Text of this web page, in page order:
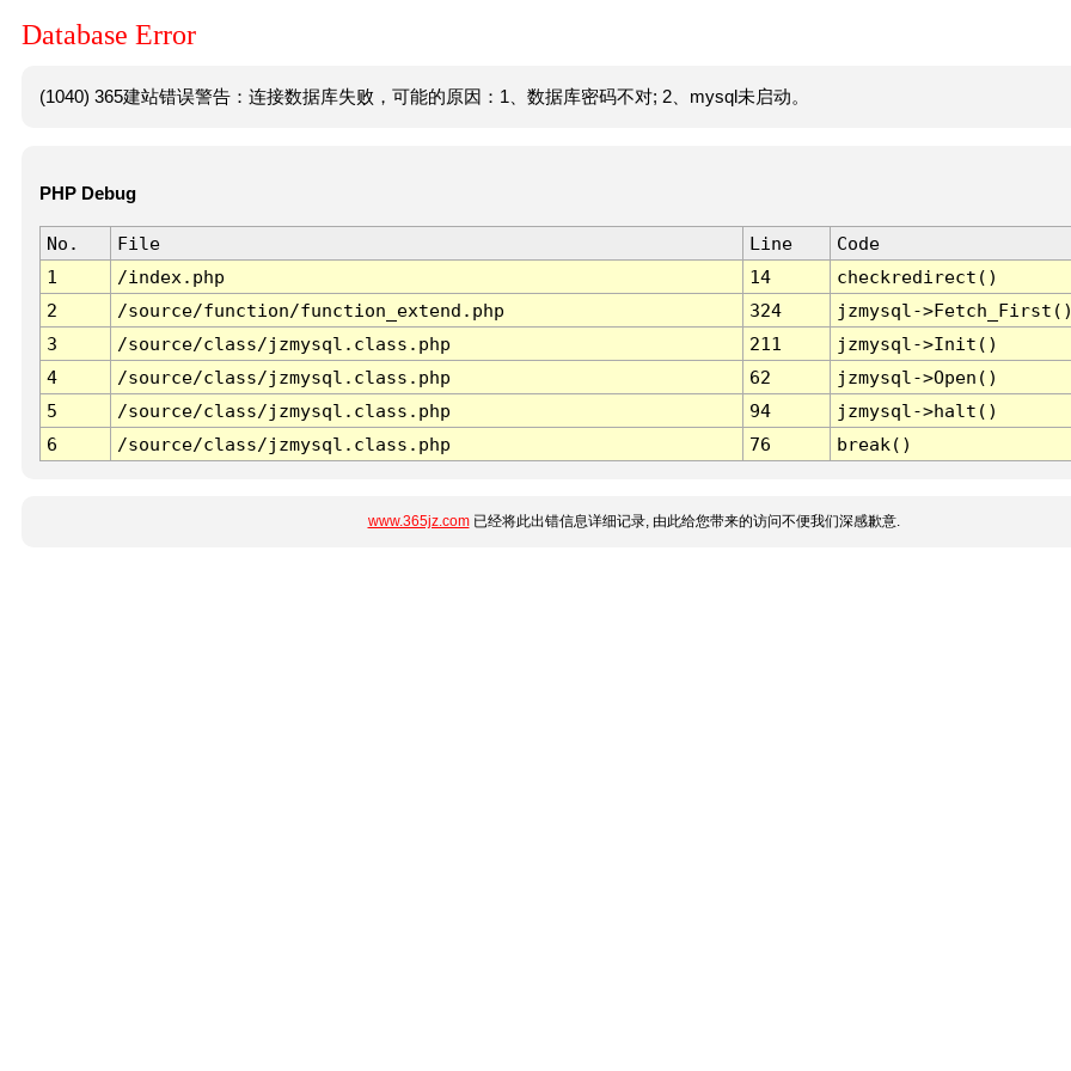
Database Error
(1040) 365建站错误警告：连接数据库失败，可能的原因：1、数据库密码不对; 2、mysql未启动。
PHP Debug
No. File Line
Code
1
/index.php 14
checkredirect()
2
/source/function/function_extend.php 324
jzmysql-
3
/source/class/jzmysql.class.php 211
jzmysql->Init()
4
/source/class/jzmysql.class.php 62
jzmysql->Open()
5
/source/class/jzmysql.class.php 94
jzmysql->halt()
6
/source/class/jzmysql.class.php 76 break()
www.365jz.com已经将此出错信息详细记录, 由此给您带来的访问不便我们深感歉意.